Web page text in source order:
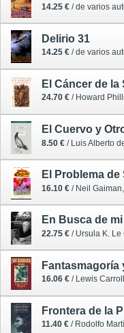
14.25 € / de varios
Delirio 31
14.25 € / de varios
El Cáncer de la
24.70 € / Howard
El Cuervo y
8.50 € / Luis Alberto
16.10 € / Neil
En Busca de
22.75 € / Ursula K. Le
Fantasmagoría
16.06 € / Lewis
Frontera de la
11.40 € / Rodolfo